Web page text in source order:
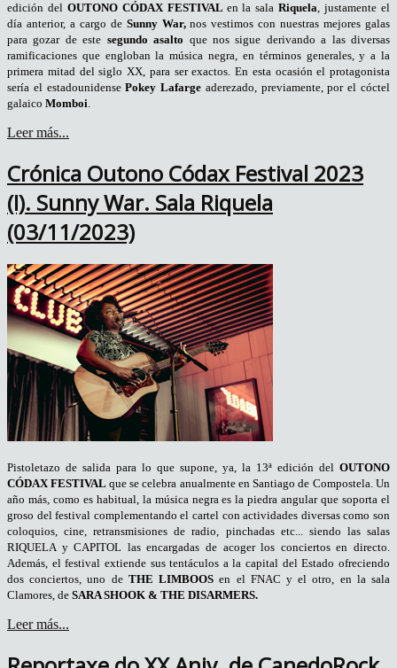
edición del OUTONO CÓDAX FESTIVAL en la salaRiquela, justamente el
día anterior, a cargo de Sunny War,nos vestimos con nuestras mejores galas
para gozar de este segundo asalto que nos sigue derivando a las diversas
ramificaciones que engloban la música negra, en términos generales, y a la
primera mitad del siglo XX, para ser exactos. En esta ocasión el protagonista
sería el estadounidensePokey Lafarge aderezado, previamente, por el cóctel
galaico Momboi.
Leer más...
Crónica Outono Códax Festival 2023
(I). Sunny War. Sala Riquela
(03/11/2023)
Pistoletazo de salida para lo que supone, ya, la 13ª edición del OUTONO
CÓDAX FESTIVAL que se celebra anualmente en Santiago de Compostela. Un
año más, como es habitual, la música negra es la piedra angular que soporta el
groso del festival complementando el cartel con actividades diversas como son
coloquios, cine, retransmisiones de radio, pinchadas etc... siendo las salas
RIQUELA y CAPITOL las encargadas de acoger los conciertos en directo.
Además, el festival extiende sus tentáculos a la capital del Estado ofreciendo
dos conciertos, uno de THE LIMBOOSen el FNAC y el otro, en la sala
Clamores, de SARA SHOOK & THE DISARMERS.
Leer más...